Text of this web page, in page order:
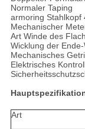
Normaler Taping
armoring Stahlkopf
Mechanischer
Art Winde des
Wicklung der
Mechanisches
Elektrisches
Art